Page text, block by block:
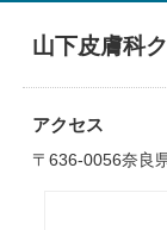
山下皮膚科
アクセス
〒636-0056奈良